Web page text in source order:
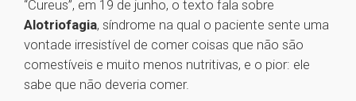
“Cureus”, em 19 de junho, o texto fala sobre
Alotriofagia, síndrome na qual o paciente sente uma
vontade irresistível de comer coisas que não são
comestíveis e muito menos nutritivas, e o pior: ele
sabe que não deveria comer.